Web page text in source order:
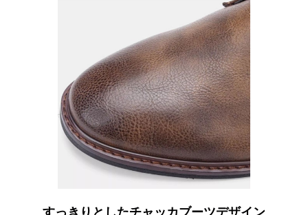
すっきりとしたチャッカブーツデザイン